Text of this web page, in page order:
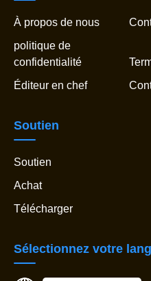
À propos de nous
politique de
confidentialité
Éditeur en chef
Soutien
Soutien
Achat
Télécharger
Sélectionnez votre